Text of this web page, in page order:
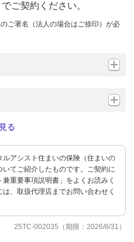
ご契約ください。
ご署名（法人の場合はご捺印）が必
る
アシスト住まいの保険（住まいの
てご紹介したものです。ご契約に
重要事項説明書」をよくお読みく
、取扱代理店までお問い合わせく
25TC-002035（期限：2026/8/31）